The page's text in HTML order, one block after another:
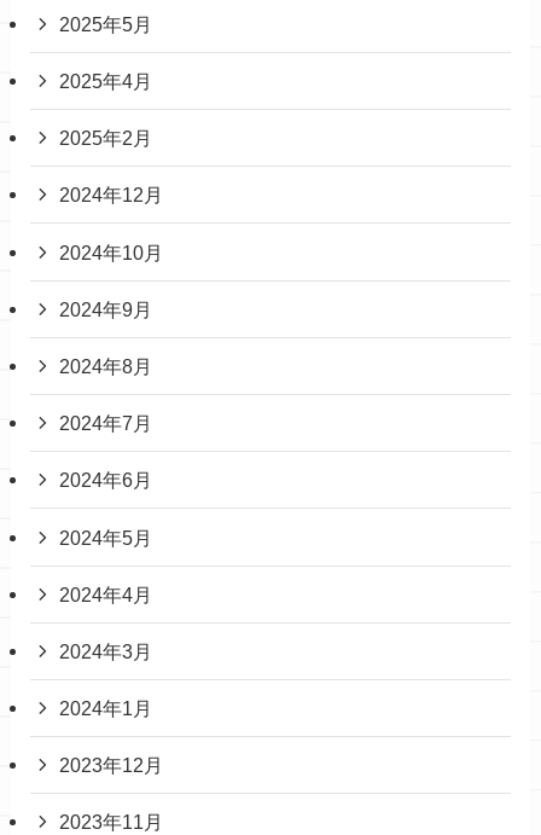
2025年5月
2025年4月
2025年2月
2024年12月
2024年10月
2024年9月
2024年8月
2024年7月
2024年6月
2024年5月
2024年4月
2024年3月
2024年1月
2023年12月
2023年11月